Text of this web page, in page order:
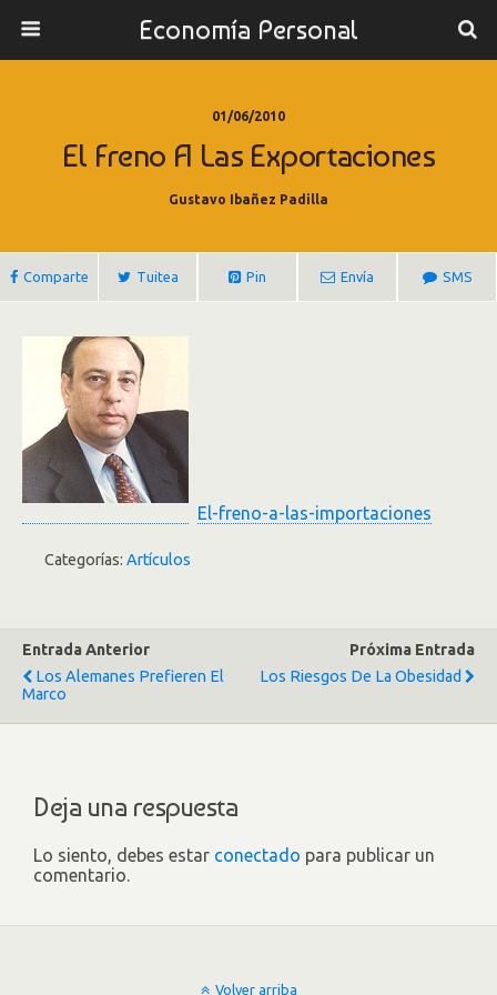
Economía Personal
01/06/2010
El Freno A Las Exportaciones
Gustavo Ibañez Padilla
Comparte Tuitea Pin Envía SMS
El-freno-a-las-importaciones
Categorías: Artículos
Entrada Anterior
Los Alemanes Prefieren El
Marco
Próxima Entrada
Los Riesgos De La Obesidad
Deja una respuesta
Lo siento, debes estar conectado para publicar un
comentario.
Volver arriba